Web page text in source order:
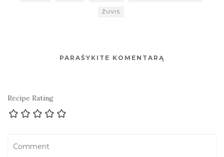
ŽUVIS
PARAŠYKITE KOMENTARĄ
Recipe Rating